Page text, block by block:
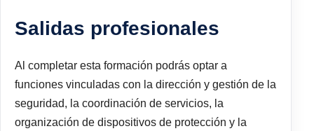
Salidas profesionales
Al completar esta formación podrás optar a
funciones vinculadas con la dirección y gestión de la
seguridad, la coordinación de servicios, la
organización de dispositivos de protección y la